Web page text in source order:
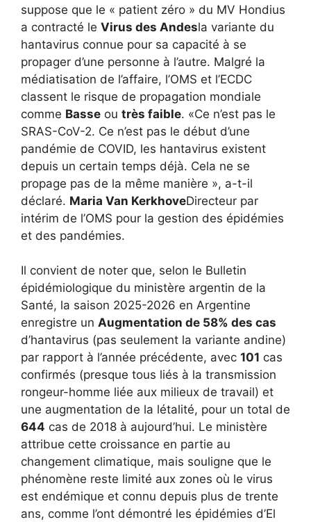
suppose que le « patient zéro » du MV Hondius
a contracté le Virus des Andesla variante du
hantavirus connue pour sa capacité à se
propager d’une personne à l’autre. Malgré la
médiatisation de l’affaire, l’OMS et l’ECDC
classent le risque de propagation mondiale
comme Basse ou très faible. «Ce n’est pas le
SRAS-CoV-2. Ce n’est pas le début d’une
pandémie de COVID, les hantavirus existent
depuis un certain temps déjà. Cela ne se
propage pas de la même manière », a-t-il
déclaré. Maria Van KerkhoveDirecteur par
intérim de l’OMS pour la gestion des épidémies
et des pandémies.
Il convient de noter que, selon le Bulletin
épidémiologique du ministère argentin de la
Santé, la saison 2025-2026 en Argentine
enregistre un Augmentation de 58% des cas
d’hantavirus (pas seulement la variante andine)
par rapport à l’année précédente, avec 101 cas
confirmés (presque tous liés à la transmission
rongeur-homme liée aux milieux de travail) et
une augmentation de la létalité, pour un total de
644 cas de 2018 à aujourd’hui. Le ministère
attribue cette croissance en partie au
changement climatique, mais souligne que le
phénomène reste limité aux zones où le virus
est endémique et connu depuis plus de trente
ans, comme l’ont démontré les épidémies d’El